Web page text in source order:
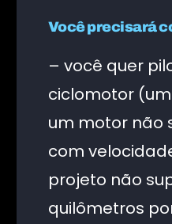
Você precisará
– você quer
ciclomotor
um motor não
com
projeto não
quilômetros